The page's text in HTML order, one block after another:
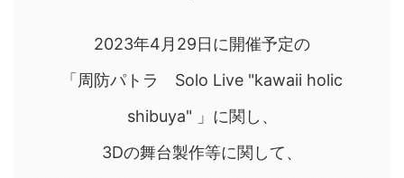
2023年4月29日に開催予定の
「周防パトラ Solo Live "kawaii holic
shibuya" 」に関し、
3Dの舞台製作等に関して、